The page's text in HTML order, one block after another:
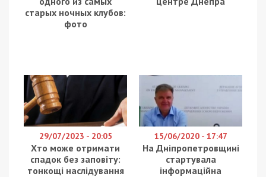
Голова Мінцифри Михайло Федоров, коментуючи
обшуки в IT-компанії MacPaw та вдома у її
Про це Федоровнаписав
у Telegram.
“Мені соромно, що деякі представники
правоохоронних органів забігають в офіс та
додому до власника топ-продуктової компанії
України. Ця компанія створила кілька успішних
продуктів для девайсів Apple. Ними
користуються більше 30 млн людей по всьому